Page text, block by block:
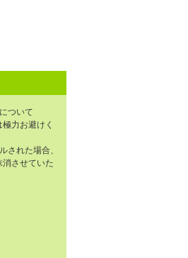
ついて
力お避けく
された場合、
消させていた